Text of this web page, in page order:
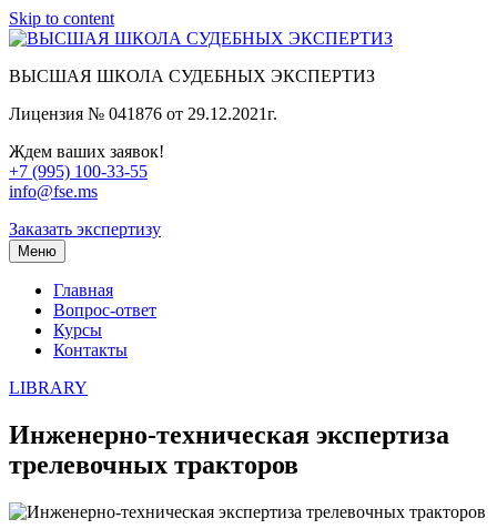
Skip to content
ВЫСШАЯ ШКОЛА СУДЕБНЫХ ЭКСПЕРТИЗ
Лицензия № 041876 от 29.12.2021г.
Ждем ваших заявок!
+7 (995) 100-33-55
info@fse.ms
Заказать экспертизу
Меню
Главная
Вопрос-ответ
Курсы
Контакты
LIBRARY
Инженерно-техническая экспертиза
трелевочных тракторов